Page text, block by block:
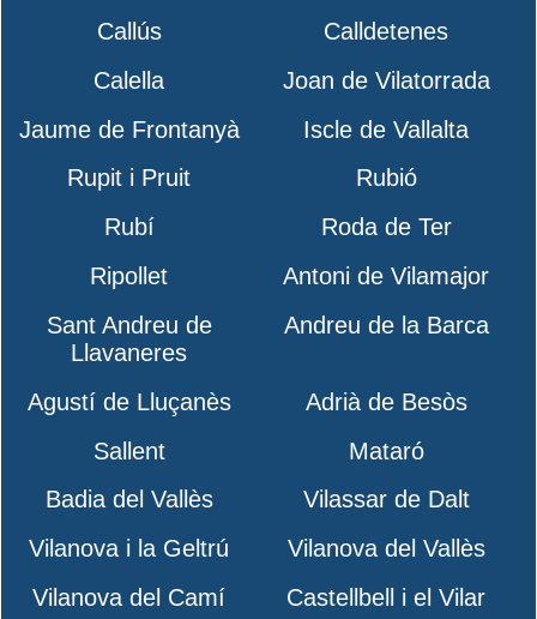
Callús
Calldetenes
Calella
Joan de Vilatorrada
Jaume de Frontanyà
Iscle de Vallalta
Rupit i Pruit
Rubió
Rubí
Roda de Ter
Ripollet
Antoni de Vilamajor
Sant Andreu de
Llavaneres
Andreu de la Barca
Agustí de Lluçanès
Adrià de Besòs
Sallent
Mataró
Badia del Vallès
Vilassar de Dalt
Vilanova i la Geltrú
Vilanova del Vallès
Vilanova del Camí
Castellbell i el Vilar